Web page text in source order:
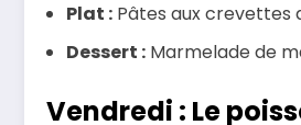
Plat : Pâtes aux crevettes
Dessert : Marmelade de
Vendredi : Le